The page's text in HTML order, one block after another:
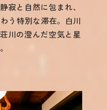
寂と自然に包まれ、
う特別な滞在。白川
川の澄んだ空気と星